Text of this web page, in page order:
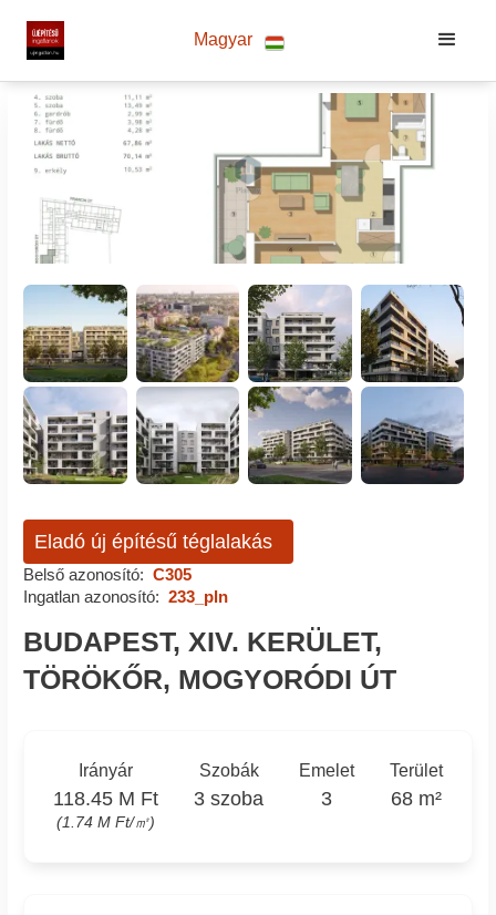
Magyar
Eladó új építésű téglalakás
Belső azonosító: C305
Ingatlan azonosító: 233_pln
BUDAPEST, XIV. KERÜLET,
TÖRÖKŐR, MOGYORÓDI ÚT
Irányár
118.45 M Ft
(1.74 M Ft/㎡)
Szobák
3 szoba
Emelet
3
Terület
68 m²